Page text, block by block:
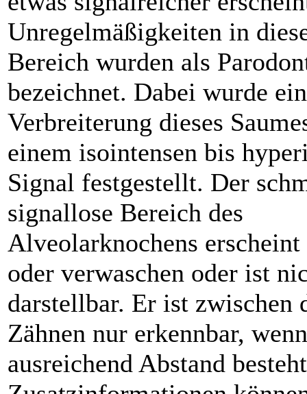
Unregelmäßigkeiten in
Bereich wurden als
bezeichnet. Dabei wurde
Verbreiterung dieses
einem isointensen bis
Signal festgestellt. Der
signallose Bereich des
Alveolarknochens
oder verwaschen oder ist
darstellbar. Er ist zwischen
Zähnen nur erkennbar, wenn
ausreichend Abstand